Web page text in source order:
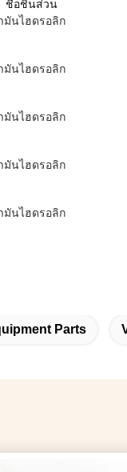
ชื่อชิ้นส่วน
มันไฮดรอลิก
มันไฮดรอลิก
มันไฮดรอลิก
มันไฮดรอลิก
มันไฮดรอลิก
Parts